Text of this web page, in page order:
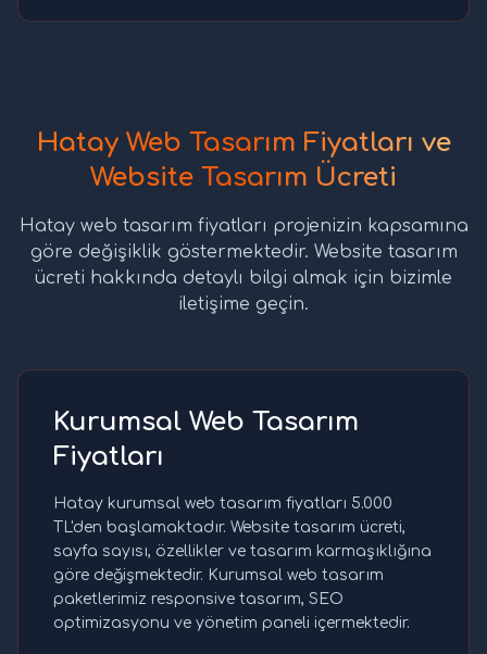
Hatay Web Tasarım Fiyatları ve
Website Tasarım Ücreti
Hatay web tasarım fiyatları projenizin kapsamına
göre değişiklik göstermektedir. Website tasarım
ücreti hakkında detaylı bilgi almak için bizimle
iletişime geçin.
Kurumsal Web Tasarım
Fiyatları
Hatay kurumsal web tasarım fiyatları 5.000
TL'den başlamaktadır. Website tasarım ücreti,
sayfa sayısı, özellikler ve tasarım karmaşıklığına
göre değişmektedir. Kurumsal web tasarım
paketlerimiz responsive tasarım, SEO
optimizasyonu ve yönetim paneli içermektedir.